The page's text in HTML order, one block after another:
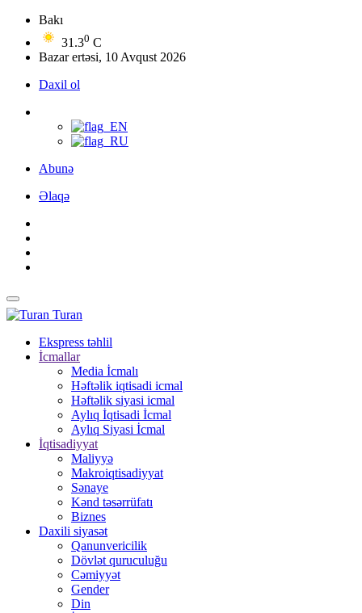
Bakı
31.30 C
Bazar ertəsi, 10 Avqust 2026
Daxil ol
Abunə
Əlaqə
Turan
Ekspress təhlil
İcmallar
Media İcmalı
Həftəlik iqtisadi icmal
Həftəlik siyasi icmal
Aylıq İqtisadi İcmal
Aylıq Siyasi İcmal
İqtisadiyyat
Maliyyə
Makroiqtisadiyyat
Sənaye
Kənd təsərrüfatı
Biznes
Daxili siyasət
Qanunvericilik
Dövlət quruculuğu
Cəmiyyət
Gender
Din